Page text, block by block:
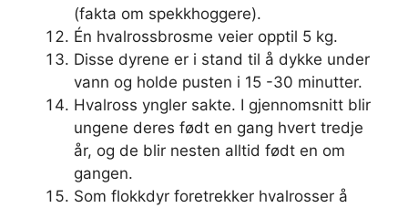
(fakta om spekkhoggere).
Én hvalrossbrosme veier opptil 5 kg.
Disse dyrene er i stand til å dykke under
vann og holde pusten i 15 -30 minutter.
Hvalross yngler sakte. I gjennomsnitt blir
ungene deres født en gang hvert tredje
år, og de blir nesten alltid født en om
gangen.
Som flokkdyr foretrekker hvalrosser å